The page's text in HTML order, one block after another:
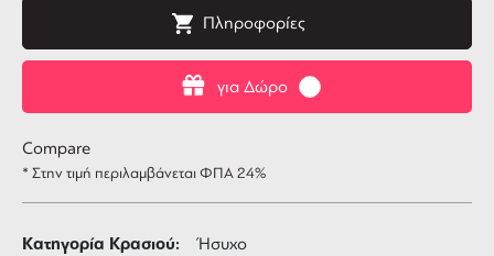
για Δώρο
Πληροφορίες
Compare
* Στην τιμή περιλαμβάνεται ΦΠΑ 24%
Κατηγορία Κρασιού: Ήσυχο